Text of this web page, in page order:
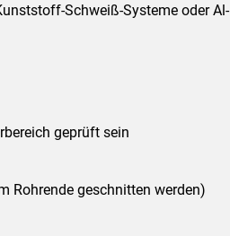
Schweiß-Systeme oder Al-
geprüft sein
Rohrende geschnitten werden)